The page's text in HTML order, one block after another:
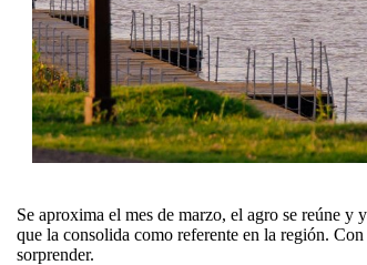
Se aproxima el mes de marzo, el agro se reúne y
que la consolida como referente en la región.
sorprender.